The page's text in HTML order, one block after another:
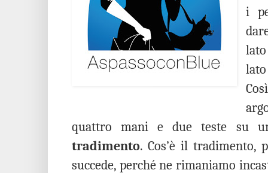
i
lato
quattro mani e due teste su
tradimento. Cos’è il tradimento,
succede, perché ne rimaniamo